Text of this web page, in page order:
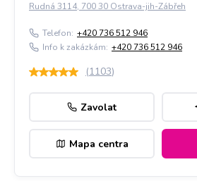
Rudná 3114, 700 30 Ostrava-jih-Zábřeh
Telefon: +420 736 512 946
Info k zakázkám: +420 736 512 946
(1103)
Zavolat
Mapa centra